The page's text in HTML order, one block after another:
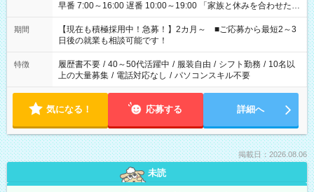
早番 7:00～16:00 遅番 10:00～19:00 「家族と休みを合わせた
い」 「余裕を持って夕飯の準備がしたい」 「できれば残業はし
たくない」 など、ご希望を教えてくださいね。 ※Wワーク希望
の方へ 今ご覧のお仕事で希望する勤務時間と、もう1つのお仕事
の勤務時間。 合計で週40時間を超える場合は応募できません。
期間
【現在も積極採用中！急募！】2カ月～ ■ご応募から最短2～3
日後の就業も相談可能です！
特徴 履歴書不要 / 40～50代活躍中 / 服装自由 / シフト勤務 / 10名以
上の大量募集 / 電話対応なし / パソコンスキル不要
気になる！ 応募する 詳細へ
掲載日：2026.08.06
未読